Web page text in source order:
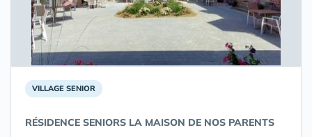
VILLAGE SENIOR
RÉSIDENCE SENIORS LA MAISON DE NOS PARENTS